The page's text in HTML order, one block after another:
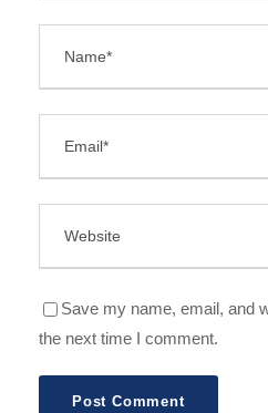
Save my name, email, and
the next time I comment.